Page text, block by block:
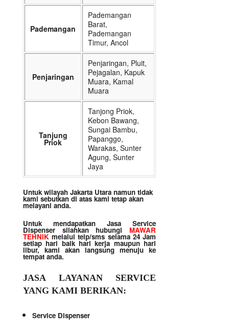
Pademangan
Pademangan
Barat,
Pademangan
Timur, Ancol
Penjaringan
Penjaringan, Pluit,
Pejagalan, Kapuk
Muara, Kamal
Muara
Tanjung
Priok
Tanjong Priok,
Kebon Bawang,
Sungai Bambu,
Papanggo,
Warakas, Sunter
Agung, Sunter
Jaya
Untuk wilayah Jakarta Utara namun tidak
kami sebutkan di atas kami tetap akan
melayani anda.
Untuk mendapatkan Jasa Service
Dispenser silahkan hubungi MAWAR
TEHNIKmelalui telp/sms selama 24 Jam
setiap hari baik hari kerja maupun hari
libur, kami akan langsung menuju ke
tempat anda.
JASA LAYANAN SERVICE
YANG KAMI BERIKAN:
Service Dispenser